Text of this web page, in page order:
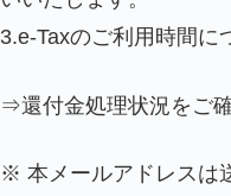
3.e-Taxのご利用時間に
⇒還付金処理状況をご
※ 本メールアドレスは